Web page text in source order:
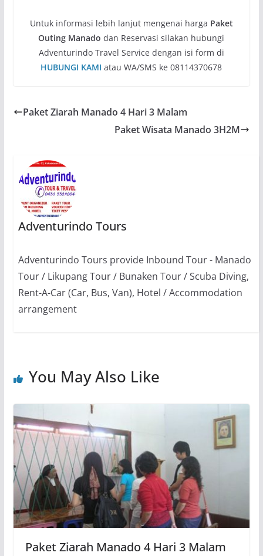
Untuk informasi lebih lanjut mengenai harga Paket
Outing Manado dan Reservasi silakan hubungi
Adventurindo Travel Service dengan isi form di
HUBUNGI KAMI atau WA/SMS ke 08114370678
Paket Ziarah Manado 4 Hari 3 Malam
Paket Wisata Manado 3H2M
Adventurindo Tours
Adventurindo Tours provide Inbound Tour - Manado
Tour / Likupang Tour / Bunaken Tour / Scuba Diving,
Rent-A-Car (Car, Bus, Van), Hotel / Accommodation
arrangement
You May Also Like
Paket Ziarah Manado 4 Hari 3 Malam